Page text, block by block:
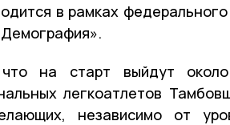
в рамках
на старт выйдут
легкоатлетов
независимо от